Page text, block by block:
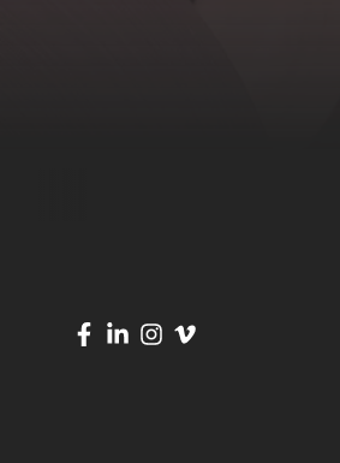
Visitez-nous sur les réseaux